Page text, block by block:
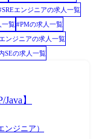
ェクトは小規模な改修
チームで複数の案件を
ェクトリーダーとして
主な業務内
開発、テスト、リリー
ュー ・三菱電機グルー
係部署との連携・調整
ンプレミスおよびクラ
SREエンジニアの求人一覧
一覧#PMの求人一覧
ンジニアの求人一覧
SEの求人一覧
】
ジニア）